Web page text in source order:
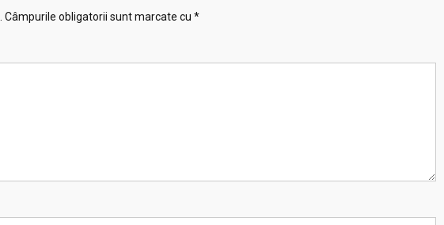
Câmpurile obligatorii sunt marcate cu *